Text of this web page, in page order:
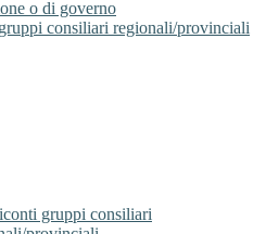
o di governo
consiliari regionali/provinciali
gruppi consiliari